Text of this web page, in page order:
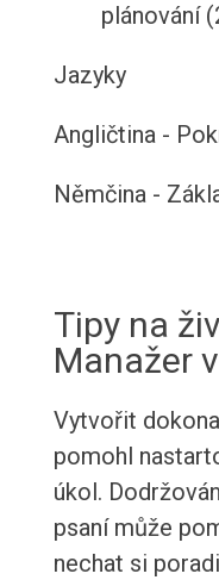
plánování
Jazyky
Angličtina -
Němčina -
Tipy na
Manažer
Vytvořit
pomohl
úkol.
psaní může
nechat si